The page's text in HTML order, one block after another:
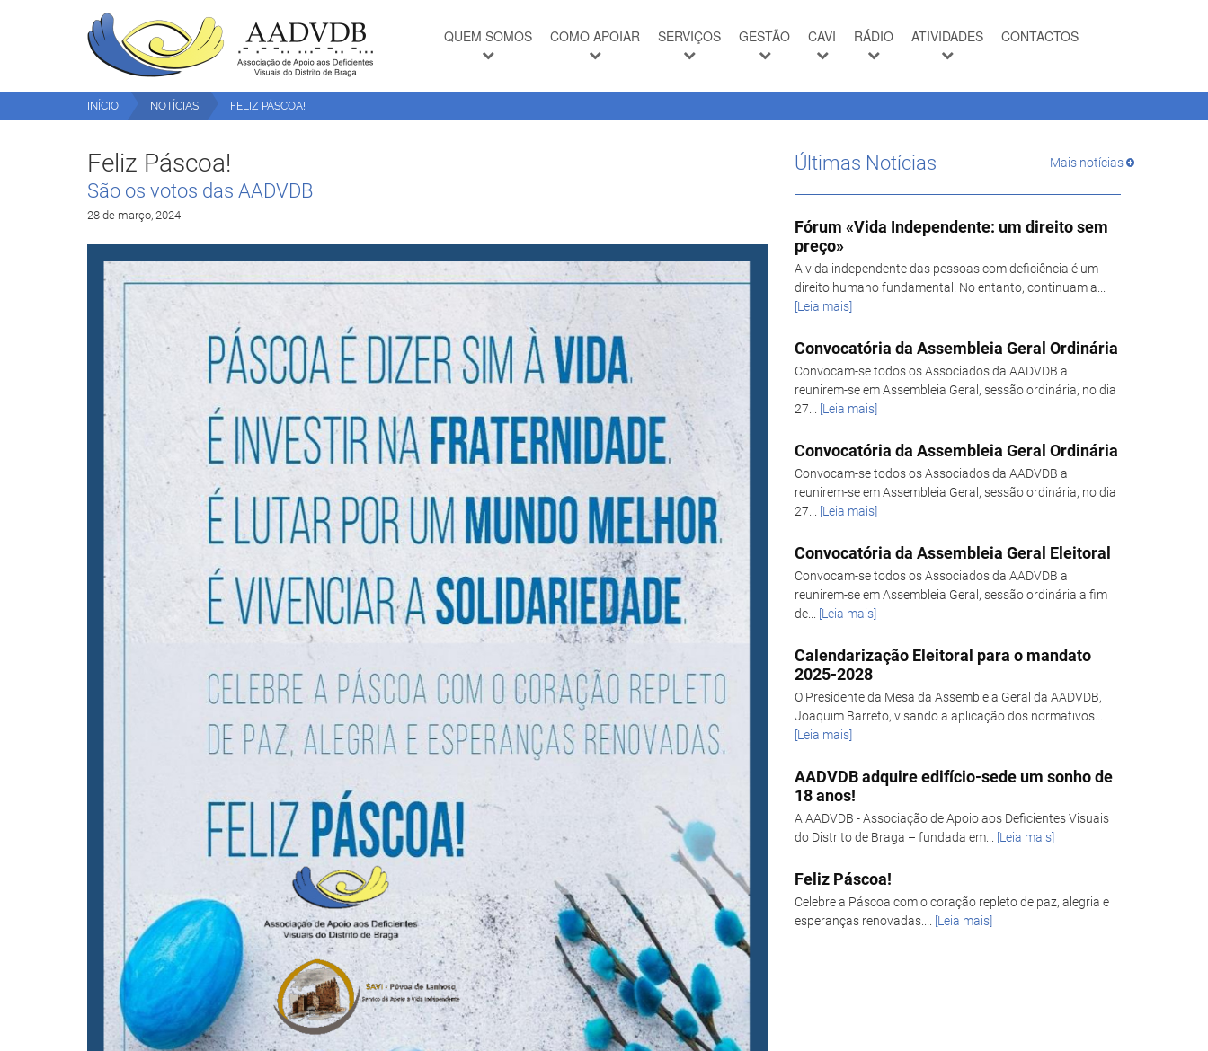
QUEM SOMOS COMO APOIAR SERVIÇOS GESTÃO CAVI RÁDIO ATIVIDADES CONTACTOS
INÍCIO NOTÍCIAS FELIZ PÁSCOA!
Feliz Páscoa!
São os votos das AADVDB
28 de março, 2024
Últimas Notícias
Fórum «Vida Independente: um direito sem
preço»
A vida independente das pessoas com deficiência é um
direito humano fundamental. No entanto, continuam a...
[Leia mais]
Convocatória da Assembleia Geral Ordinária
Convocam-se todos os Associados da AADVDB a
reunirem-se em Assembleia Geral, sessão ordinária, no dia
27...
[Leia mais]
Convocatória da Assembleia Geral Ordinária
Convocam-se todos os Associados da AADVDB a
reunirem-se em Assembleia Geral, sessão ordinária, no dia
27...
[Leia mais]
Convocatória da Assembleia Geral Eleitoral
Convocam-se todos os Associados da AADVDB a
reunirem-se em Assembleia Geral, sessão ordinária a fim
de...
[Leia mais]
Calendarização Eleitoral para o mandato
2025-2028
O Presidente da Mesa da Assembleia Geral da AADVDB,
Joaquim Barreto, visando a aplicação dos normativos...
[Leia mais]
AADVDB adquire edifício-sede um sonho de
18 anos!
A AADVDB - Associação de Apoio aos Deficientes Visuais
do Distrito de Braga – fundada em...
[Leia mais]
Feliz Páscoa!
Celebre a Páscoa com o coração repleto de paz, alegria e
esperanças renovadas....
[Leia mais]
Mais notícias